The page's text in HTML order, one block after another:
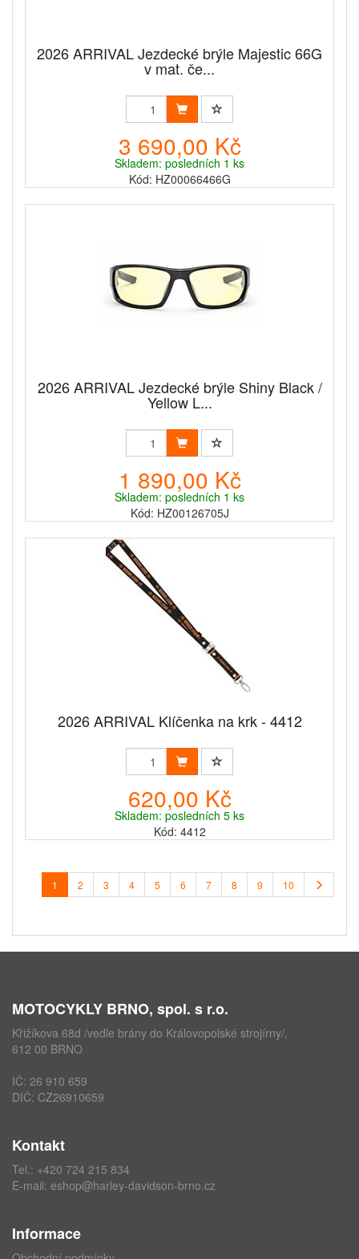
2026 ARRIVAL Jezdecké brýle Majestic 66G
v mat. če...
3 690,00 Kč
Skladem: posledních 1 ks
Kód: HZ00066466G
2026 ARRIVAL Jezdecké brýle Shiny Black /
Yellow L...
1 890,00 Kč
Skladem: posledních 1 ks
Kód: HZ00126705J
2026 ARRIVAL Klíčenka na krk - 4412
620,00 Kč
Skladem: posledních 5 ks
Kód: 4412
1 2 3 4 5 6 7 8 9 10
MOTOCYKLY BRNO, spol. s r.o.
Křižíkova 68d /vedle brány do Královopolské strojírny/,
612 00 BRNO
IČ: 26 910 659
DIČ: CZ26910659
Kontakt
Tel.: +420 724 215 834
E-mail: eshop@harley-davidson-brno.cz
Informace